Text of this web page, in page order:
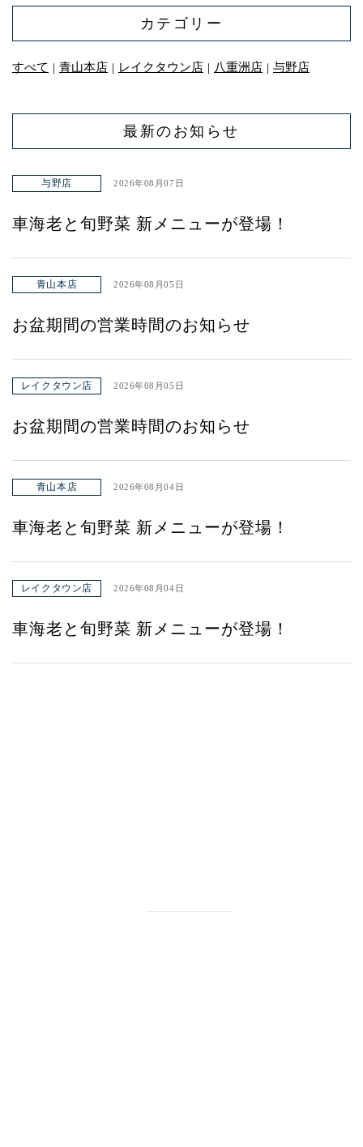
カテゴリー
すべて ｜ 青山本店 ｜ レイクタウン店 ｜ 八重洲店 ｜ 与野店
最新のお知らせ
与野店 2026年08月07日
車海老と旬野菜 新メニューが登場！
青山本店 2026年08月05日
お盆期間の営業時間のお知らせ
レイクタウン店 2026年08月05日
お盆期間の営業時間のお知らせ
青山本店 2026年08月04日
車海老と旬野菜 新メニューが登場！
レイクタウン店 2026年08月04日
車海老と旬野菜 新メニューが登場！